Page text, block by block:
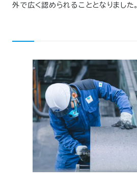
外で広く認められることとなりました。